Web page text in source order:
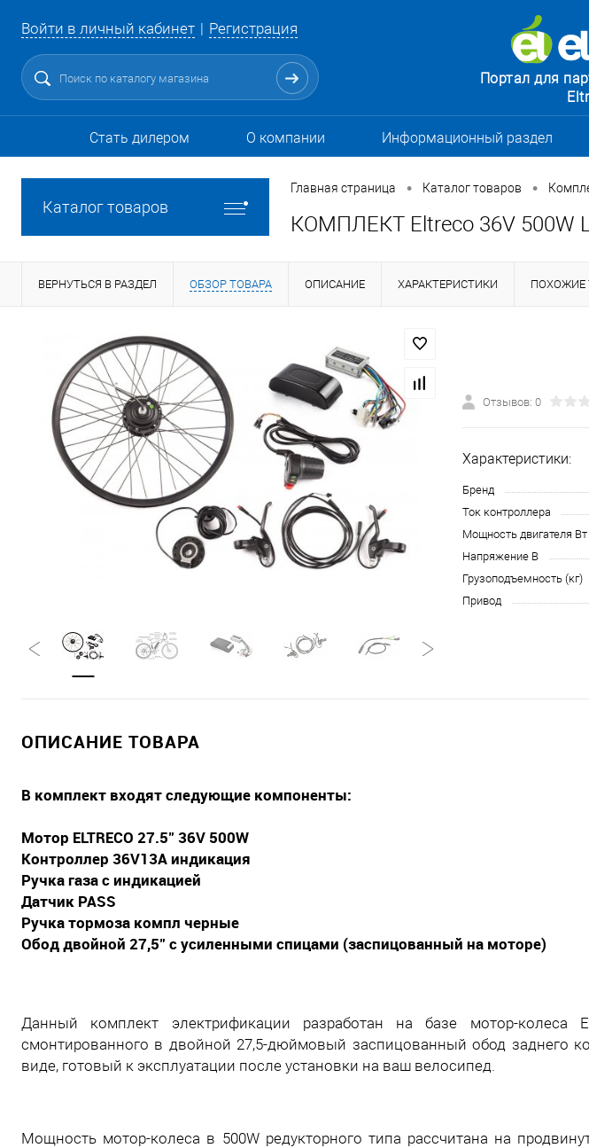
Войти в личный кабинет Регистрация
Портал для
Стать дилером О компании Информационный раздел
Каталог товаров
Главная страница • Каталог товаров •
КОМПЛЕКТ Eltreco 36V 500W
ВЕРНУТЬСЯ В РАЗДЕЛ ОБЗОР ТОВАРА ОПИСАНИЕ ХАРАКТЕРИСТИКИ ПОХОЖИЕ
Отзывов: 0
Характеристики:
Бренд
Ток контроллера
Мощность двигателя Вт
Напряжение В
Грузоподъемность (кг)
Привод
ОПИСАНИЕ ТОВАРА
В комплект входят следующие компоненты:
Мотор ELTRECO 27.5" 36V 500W
Контроллер 36V13A индикация
Ручка газа с индикацией
Датчик PASS
Ручка тормоза компл черные
Обод двойной 27,5" с усиленными спицами (заспицованный на моторе)
Данный комплект электрификации разработан на базе мотор-
смонтированного в двойной 27,5-дюймовый заспицованный обод заднего
виде, готовый к эксплуатации после установки на ваш велосипед.
Мощность мотор-колеса в 500W редукторного типа рассчитана на